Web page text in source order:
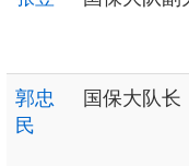
郭忠
民
国保大队长